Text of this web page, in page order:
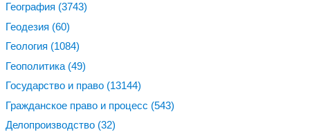
География (3743)
Геодезия (60)
Геология (1084)
Геополитика (49)
Государство и право (13144)
Гражданское право и процесс (543)
Делопроизводство (32)